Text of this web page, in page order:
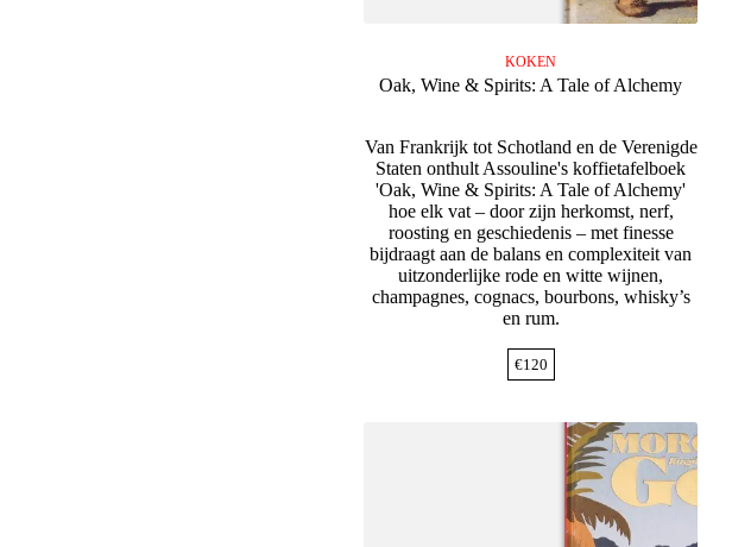
KOKEN
Oak, Wine & Spirits: A Tale of Alchemy
Van Frankrijk tot Schotland en de Verenigde
Staten onthult Assouline's koffietafelboek
'Oak, Wine & Spirits: A Tale of Alchemy'
hoe elk vat – door zijn herkomst, nerf,
roosting en geschiedenis – met finesse
bijdraagt aan de balans en complexiteit van
uitzonderlijke rode en witte wijnen,
champagnes, cognacs, bourbons, whisky’s
en rum.
€120